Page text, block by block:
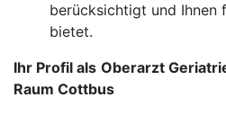
berücksichtigt und Ihnen
bietet.
Ihr Profil als Oberarzt
Raum Cottbus